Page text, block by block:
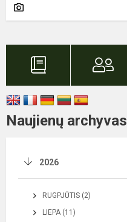
Naujienų archyvas
2026
RUGPJŪTIS (2)
LIEPA (11)